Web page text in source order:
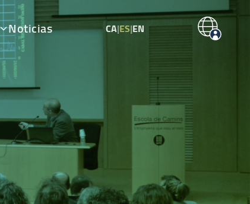
Noticias CA|ES|EN